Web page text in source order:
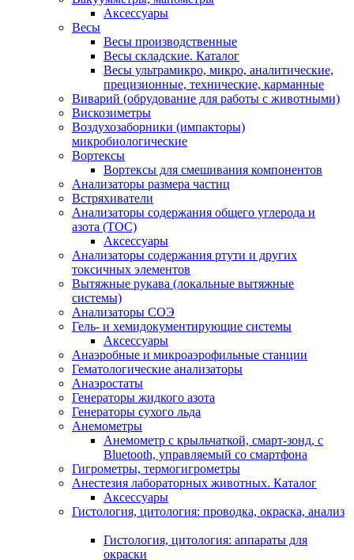
Аксессуары
Весы
Весы производственные
Весы складские. Каталог
Весы ультрамикро, микро, аналитические,
прецизионные, технические, карманные
Виварий (обрудование для работы с животными)
Вискозиметры
Воздухозаборники (импакторы)
микробиологические
Вортексы
Вортексы для смешивания компонентов
Анализаторы размера частиц
Встряхиватели
Анализаторы содержания общего углерода и
азота (ТОС)
Аксессуары
Анализаторы содержания ртути и других
токсичных элементов
Вытяжные рукава (локальные вытяжные
системы)
Анализаторы СОЭ
Гель- и хемидокументирующие системы
Аксессуары
Анаэробные и микроаэрофильные станции
Гематологические анализаторы
Анаэростаты
Генераторы жидкого азота
Генераторы сухого льда
Анемометры
Анемометр с крыльчаткой, смарт-зонд, с
Bluetooth, управляемый со смартфона
Гигрометры, термогигрометры
Анестезия лабораторных животных. Каталог
Аксессуары
Гистология, цитология: проводка, окраска, анализ
Гистология, цитология: аппараты для
окраски